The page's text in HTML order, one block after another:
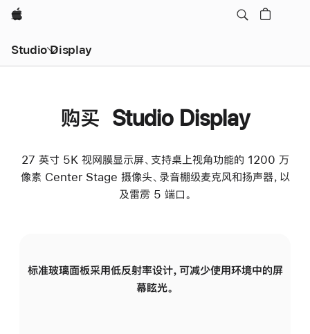
Apple
Studio Display
购买 Studio Display
27 英寸 5K 视网膜显示屏、支持桌上视角功能的 1200 万
像素 Center Stage 摄像头、录音棚级麦克风和扬声器，以
及雷雳 5 端口。
标准玻璃面板采用低反射率设计，可减少使用环境中的屏
幕眩光。